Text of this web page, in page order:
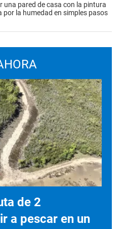
una pared de casa con la pintura
por la humedad en simples pasos
de 2
a pescar en un